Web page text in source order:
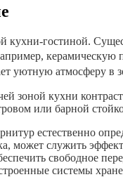
кухни-гостиной.
уютную атмосферу в
зоной кухни
или барной
естественно
может служить
свободное
системы